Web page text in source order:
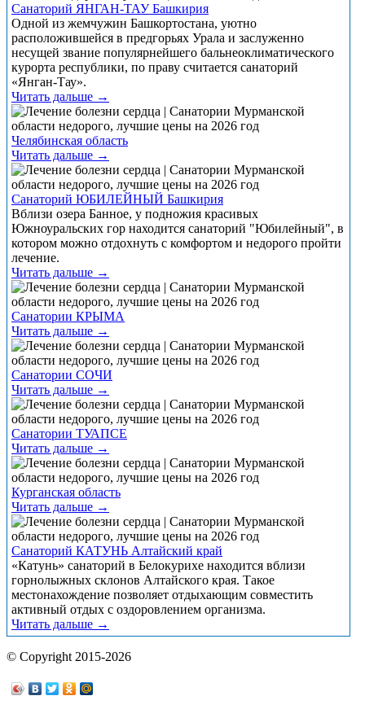
Санаторий ЯНГАН-ТАУ Башкирия
Одной из жемчужин Башкортостана, уютно
расположившейся в предгорьях Урала и заслуженно
несущей звание популярнейшего бальнеоклиматического
курорта республики, по праву считается санаторий
«Янган-Тау».
Читать дальше →
Челябинская область
Читать дальше →
Санаторий ЮБИЛЕЙНЫЙ Башкирия
Вблизи озера Банное, у подножия красивых
Южноуральских гор находится санаторий "Юбилейный", в
котором можно отдохнуть с комфортом и недорого пройти
лечение.
Читать дальше →
Санатории КРЫМА
Читать дальше →
Санатории СОЧИ
Читать дальше →
Санатории ТУАПСЕ
Читать дальше →
Курганская область
Читать дальше →
Санаторий КАТУНЬ Алтайский край
«Катунь» санаторий в Белокурихе находится вблизи
горнолыжных склонов Алтайского края. Такое
местонахождение позволяет отдыхающим совместить
активный отдых с оздоровлением организма.
Читать дальше →
© Copyright 2015-2026